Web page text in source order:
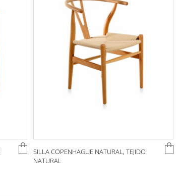
SILLA COPENHAGUE NATURAL, TEJIDO
NATURAL